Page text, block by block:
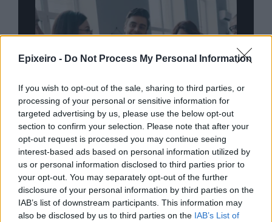
Epixeiro - Do Not Process My Personal Information
If you wish to opt-out of the sale, sharing to third parties, or
processing of your personal or sensitive information for
targeted advertising by us, please use the below opt-out
section to confirm your selection. Please note that after your
opt-out request is processed you may continue seeing
interest-based ads based on personal information utilized by
us or personal information disclosed to third parties prior to
your opt-out. You may separately opt-out of the further
disclosure of your personal information by third parties on the
IAB’s list of downstream participants. This information may
also be disclosed by us to third parties on the IAB’s List of
TP Greece: Πώς διαμορφώνεται το
μέλλον του Insurance στην εποχή του AI
σου